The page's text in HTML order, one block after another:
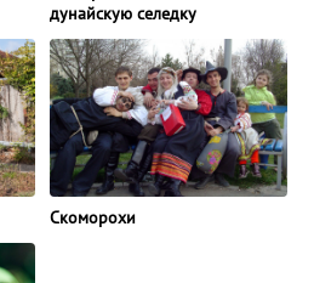
дунайскую селедку
Скоморохи